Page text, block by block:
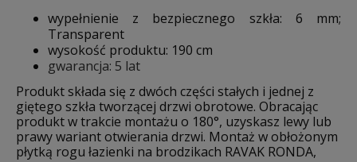
wypełnienie z bezpiecznego szkła: 6 mm;
Transparent
wysokość produktu: 190 cm
gwarancja: 5 lat
Produkt składa się z dwóch części stałych i jednej z
giętego szkła tworzącej drzwi obrotowe. Obracając
produkt w trakcie montażu o 180°, uzyskasz lewy lub
prawy wariant otwierania drzwi. Montaż w obłożonym
płytką rogu łazienki na brodzikach RAVAK RONDA,